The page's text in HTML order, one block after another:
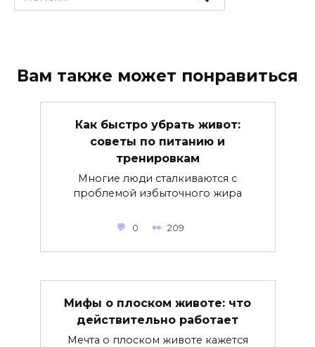
for:
Вам также может понравиться
Как быстро убрать живот:
советы по питанию и
тренировкам
Многие люди сталкиваются с
проблемой избыточного жира
0 209
Мифы о плоском животе: что
действительно работает
Мечта о плоском животе кажется